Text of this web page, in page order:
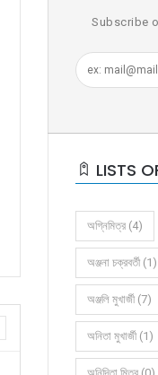
Subscribe
LISTS
অগ্নিমিত্র (4)
অঞ্জনা চক্রবর্তী (1)
অঞ্জলি মুখার্জী (7)
অনিতা মুখার্জী (1)